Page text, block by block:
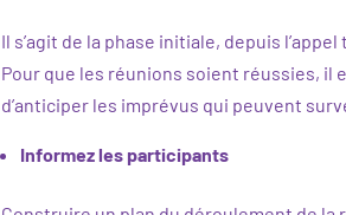
Il s’agit de la phase initiale, depuis
Pour que les réunions soient réussies, il
d’anticiper les imprévus qui peuvent
Informez les participants